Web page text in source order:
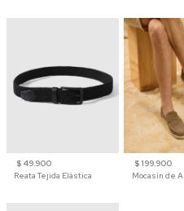
$ 49.900
Reata Tejida Elástica
$ 199.900